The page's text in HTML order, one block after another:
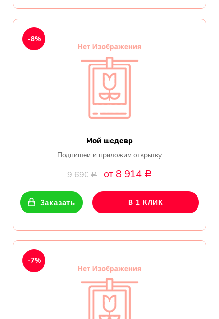
Мой шедевр
Подпишем и приложим открытку
9 690Р от 8 914 Р
-8%
Заказать В 1 КЛИК
-7%